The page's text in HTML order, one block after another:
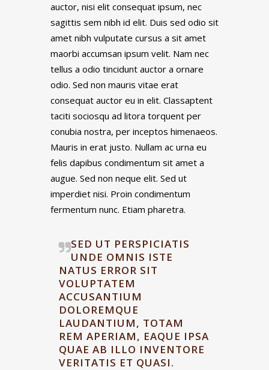
auctor, nisi elit consequat ipsum, nec
sagittis sem nibh id elit. Duis sed odio sit
amet nibh vulputate cursus a sit amet
maorbi accumsan ipsum velit. Nam nec
tellus a odio tincidunt auctor a ornare
odio. Sed non mauris vitae erat
consequat auctor eu in elit. Classaptent
taciti sociosqu ad litora torquent per
conubia nostra, per inceptos himenaeos.
Mauris in erat justo. Nullam ac urna eu
felis dapibus condimentum sit amet a
augue. Sed non neque elit. Sed ut
imperdiet nisi. Proin condimentum
fermentum nunc. Etiam pharetra.
SED UT PERSPICIATIS
UNDE OMNIS ISTE
NATUS ERROR SIT
VOLUPTATEM
ACCUSANTIUM
DOLOREMQUE
LAUDANTIUM, TOTAM
REM APERIAM, EAQUE IPSA
QUAE AB ILLO INVENTORE
VERITATIS ET QUASI.